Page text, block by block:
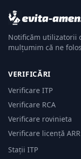
Notificăm utilizatorii
mulțumim că ne
VERIFICĂRI
Verificare ITP
Verificare RCA
Verificare rovinieta
Verificare licență ARR
Stații ITP